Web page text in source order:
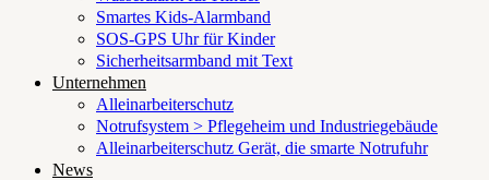
Smartes Kids-Alarmband
SOS-GPS Uhr für Kinder
Sicherheitsarmband mit Text
Unternehmen
Alleinarbeiterschutz
Notrufsystem > Pflegeheim und Industriegebäude
Alleinarbeiterschutz Gerät, die smarte Notrufuhr
News